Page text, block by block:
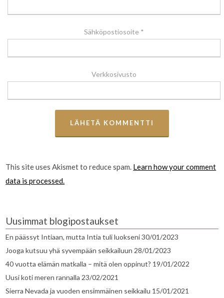
Sähköpostiosoite *
Verkkosivusto
This site uses Akismet to reduce spam. Learn how your comment
data is processed.
Uusimmat blogipostaukset
En päässyt Intiaan, mutta Intia tuli luokseni30/01/2023
Jooga kutsuu yhä syvempään seikkailuun 28/01/2023
40 vuotta elämän matkalla – mitä olen oppinut? 19/01/2022
Uusi koti meren rannalla 23/02/2021
Sierra Nevada ja vuoden ensimmäinen seikkailu 15/01/2021